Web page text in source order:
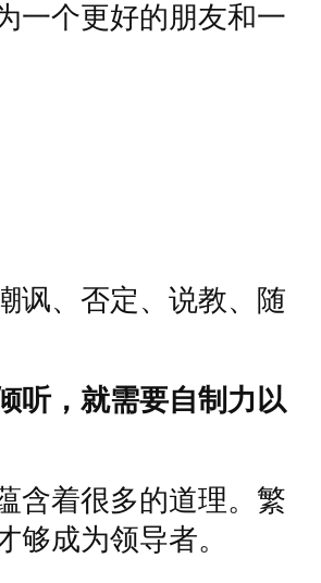
一个更好的朋友和一
讽、否定、说教、随
听，就需要自制力以
含着很多的道理。繁
成为领导者。